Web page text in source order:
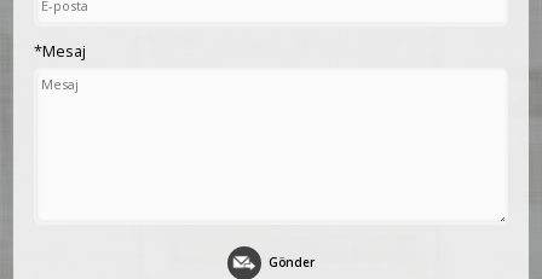
*Mesaj
Gönder